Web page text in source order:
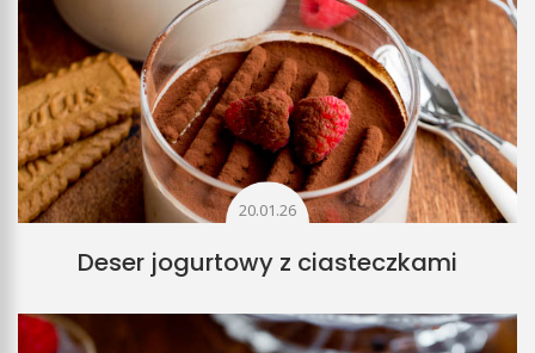
20.01.26
Deser jogurtowy z ciasteczkami